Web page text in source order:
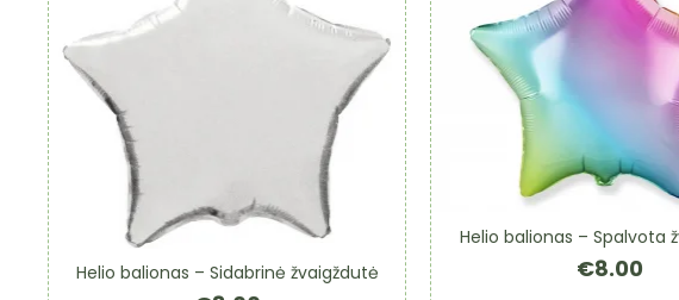
Helio balionas – Sidabrinė žvaigždutė
Helio balionas – Spalvota
€8.00